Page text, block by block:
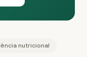
nutricional